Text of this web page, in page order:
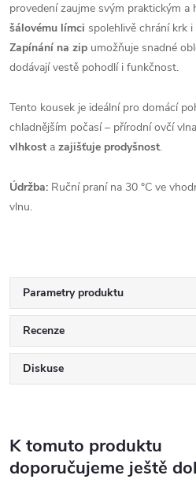
provedení zaujme svým praktickým a
šálovému límci spolehlivě chrání krk
Zapínání na zip umožňuje snadné
dodávají vestě pohodlí i funkčnost.
Tento kousek je ideální pro domácí
chladnějším počasí – přírodní ovčí
vlhkost a zajišťuje prodyšnost.
Údržba: Ruční praní na 30 °C ve
vlnu.
Parametry produktu
Recenze
Diskuse
K tomuto produktu
doporučujeme ještě